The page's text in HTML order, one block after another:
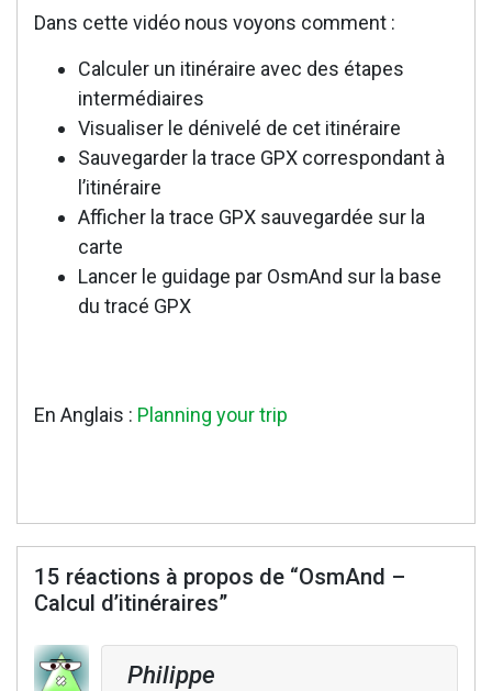
Dans cette vidéo nous voyons comment :
Calculer un itinéraire avec des étapes
intermédiaires
Visualiser le dénivelé de cet itinéraire
Sauvegarder la trace GPX correspondant à
l’itinéraire
Afficher la trace GPX sauvegardée sur la
carte
Lancer le guidage par OsmAnd sur la base
du tracé GPX
En Anglais : Planning your trip
15 réactions à propos de “OsmAnd –
Calcul d’itinéraires”
Philippe